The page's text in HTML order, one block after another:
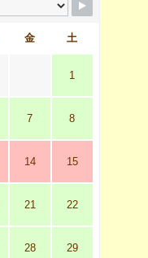
金 土
1
7 8
14 15
21 22
28 29